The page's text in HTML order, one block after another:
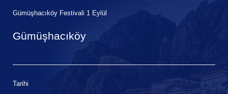
Gümüşhacıköy Festivali 1 Eylül
Gümüşhacıköy
Tarihi